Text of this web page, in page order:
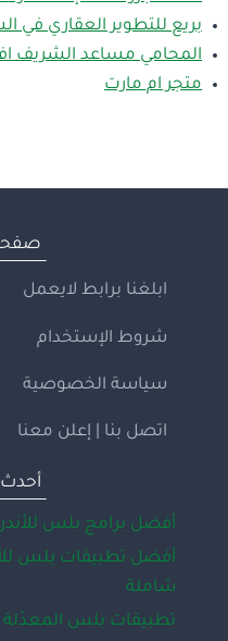
بريع للتطوير العقاري في
المحامي مساعد الشريف
متجر ام مارت
ابلغنا برابط لايعمل
شروط الإستخدام
سياسة الخصوصية
اتصل بنا | إعلن معنا
أحدث
أفضل برامج بلس للأندرويد في 2026
شاملة
تطبيقات بلس